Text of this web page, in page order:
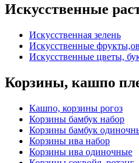
Искусственные
Искусственная зелень
Искусственные
Искусственные цветы,
Корзины, кашпо
Кашпо, корзины рогоз
Корзины бамбук набор
Корзины бамбук
Корзины ива набор
Корзины ива одиночные